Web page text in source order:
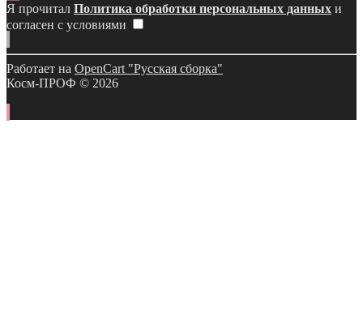
Я прочитал Политика обработки персональных данных и
согласен с условиями
Работает на OpenCart "Русская сборка"
Косм-ПРОФ © 2026